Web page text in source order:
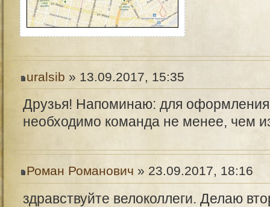
uralsib » 13.09.2017, 15:35
Друзья! Напоминаю: для оформления
необходимо команда не менее, чем
Роман Романович » 23.09.2017, 18:16
здравствуйте велоколлеги. Делаю